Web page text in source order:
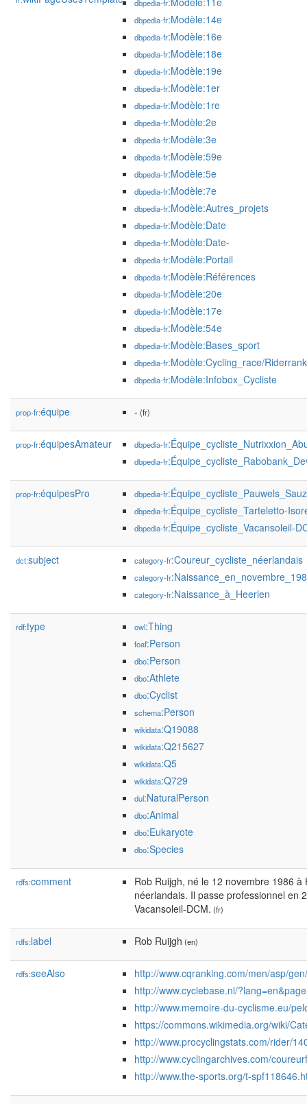
dbpedia-fr
dbpedia-fr:Modèle:14e
dbpedia-fr:Modèle:16e
dbpedia-fr:Modèle:18e
dbpedia-fr:Modèle:19e
dbpedia-fr:Modèle:1er
dbpedia-fr:Modèle:1re
dbpedia-fr:Modèle:2e
dbpedia-fr:Modèle:3e
dbpedia-fr:Modèle:59e
dbpedia-fr:Modèle:5e
dbpedia-fr:Modèle:7e
dbpedia-fr:Modèle:Autres_projets
dbpedia-fr:Modèle:Date
dbpedia-fr:Modèle:Date-
dbpedia-fr:Modèle:Portail
dbpedia-fr:Modèle:Références
dbpedia-fr:Modèle:20e
dbpedia-fr:Modèle:17e
dbpedia-fr:Modèle:54e
dbpedia-fr:Modèle:Bases_sport
dbpedia-fr:Modèle:Cycling_race/
dbpedia-fr:Modèle:Infobox_Cycliste
prop-fr:équipe - (fr)
prop-fr:équipesAmateur dbpedia-fr
dbpedia-fr
prop-fr:équipesPro dbpedia-fr
dbpedia-fr:Équipe_cycliste_Tarteletto-
dbpedia-fr:Équipe_cycliste_Vacansoleil-
dct:subject category-fr:Coureur_cycliste_néerlandais
category-fr
category-fr:Naissance_à_Heerlen
rdf:type owl:Thing
foaf:Person
dbo:Person
dbo:Athlete
dbo:Cyclist
schema:Person
wikidata:Q19088
wikidata:Q215627
wikidata:Q5
wikidata:Q729
dul:NaturalPerson
dbo:Animal
dbo:Eukaryote
dbo:Species
rdfs:comment
Rob Ruijgh, né le 12 novembre 1986
néerlandais. Il passe professionnel en
Vacansoleil-DCM. (fr)
rdfs:label Rob Ruijgh (en)
rdfs:seeAlso
http://www.cqranking.com/men/asp/
http://www.cyclebase.nl/
http://www.memoire-du-cyclisme.eu/
https://commons.wikimedia.org/wiki/
http://www.procyclingstats.com/rider/
http://www.cyclingarchives.com/
http://www.the-sports.org/t-